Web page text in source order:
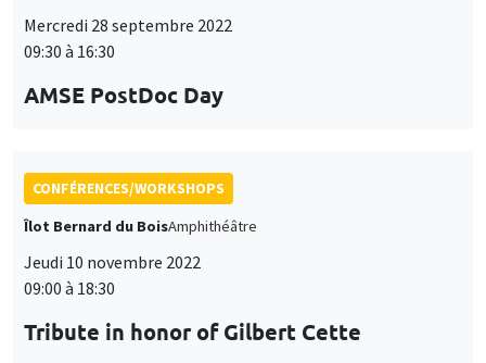
Mercredi 28 septembre 2022
09:30 à 16:30
AMSE PostDoc Day
CONFÉRENCES/WORKSHOPS
Îlot Bernard du BoisAmphithéâtre
Jeudi 10 novembre 2022
09:00 à 18:30
Tribute in honor of Gilbert Cette